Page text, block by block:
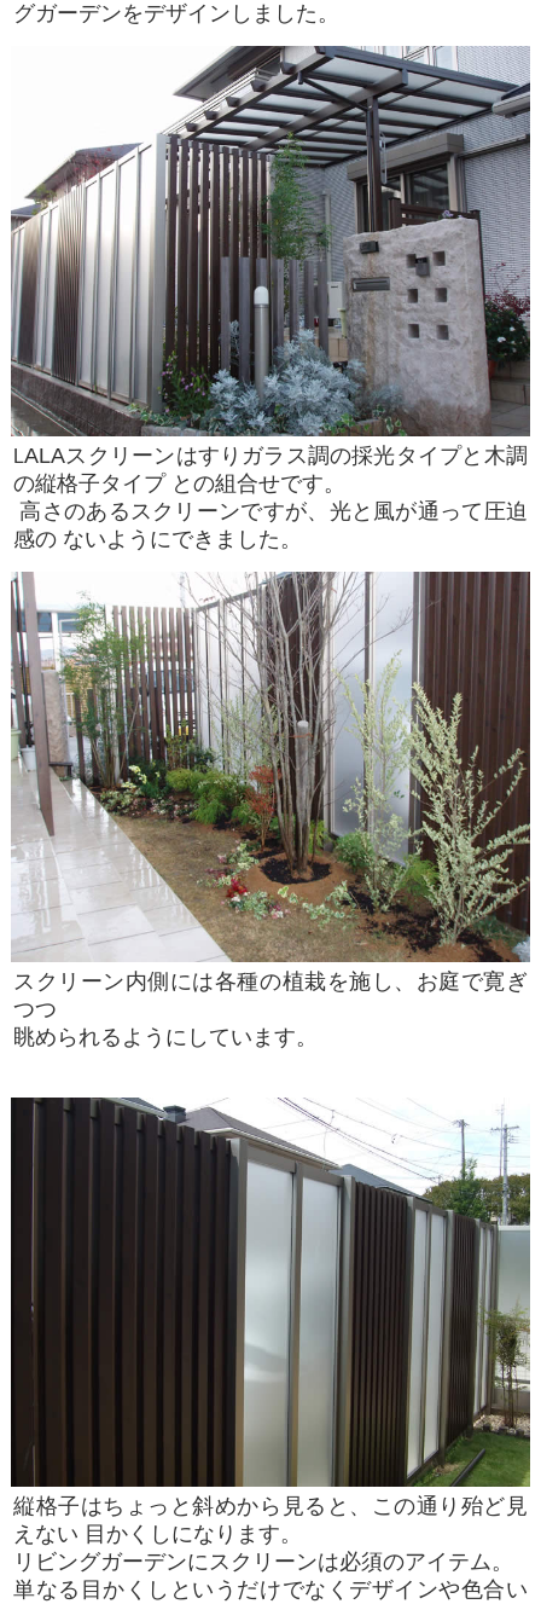
グガーデンをデザインしました。
LALAスクリーンはすりガラス調の採光タイプと木調
の縦格子タイプ との組合せです。
高さのあるスクリーンですが、光と風が通って圧迫
感の ないようにできました。
スクリーン内側には各種の植栽を施し、お庭で寛ぎ
つつ
眺められるようにしています。
縦格子はちょっと斜めから見ると、この通り殆ど見
えない 目かくしになります。
リビングガーデンにスクリーンは必須のアイテム。
単なる目かくしというだけでなくデザインや色合い